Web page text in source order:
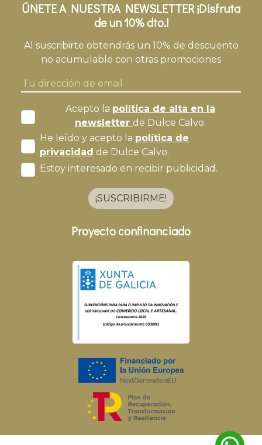
ÚNETE A NUESTRA NEWSLETTER ¡Disfruta
de un 10% dto.!
Al suscribirte obtendrás un 10% de descuento
no acumulable con otras promociones
Acepto la política de alta en la
newsletter de Dulce Calvo.
He leído y acepto la política de
privacidad de Dulce Calvo.
Estoy interesado en recibir publicidad.
¡SUSCRIBIRME!
Proyecto confinanciado